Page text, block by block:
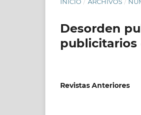
Desorden
publicitarios
Revistas Anteriores